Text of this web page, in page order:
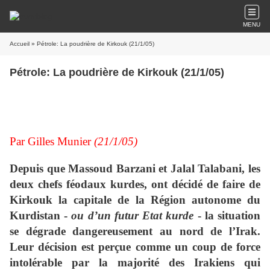
MENU
Accueil » Pétrole: La poudrière de Kirkouk (21/1/05)
Pétrole: La poudrière de Kirkouk (21/1/05)
Par Gilles Munier(21/1/05)
Depuis que Massoud Barzani et Jalal Talabani, les
deux chefs féodaux kurdes, ont décidé de faire de
Kirkouk la capitale de la Région autonome du
Kurdistan -ou d’un futur Etat kurde - la situation
se dégrade dangereusement au nord de l’Irak.
Leur décision est perçue comme un coup de force
intolérable par la majorité des Irakiens qui